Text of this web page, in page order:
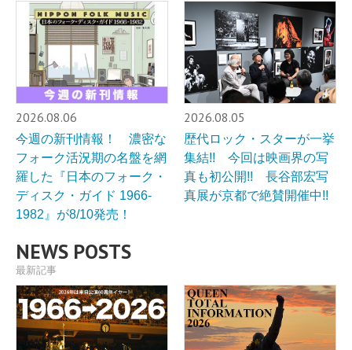
2026.08.06
今週の新刊情報！ 濃密な
フォーク活況期の名盤を網
羅した『日本のフォーク・
ディスク・ガイド 1966-
1982』が8/10発売！
2026.08.05
歴代ロック・スターが一挙
集結!! 今回は映画界の写
真も初公開!! 長谷部宏写
真展が京都で絶賛開催中!!
NEWS POSTS
最新記事